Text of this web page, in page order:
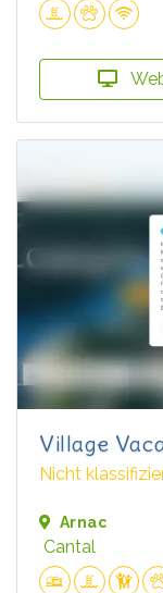
Village
Nicht
Arnac
Cantal